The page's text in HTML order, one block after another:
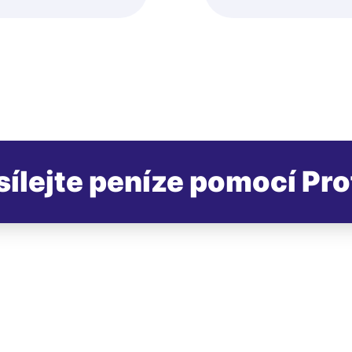
peníze pomocí